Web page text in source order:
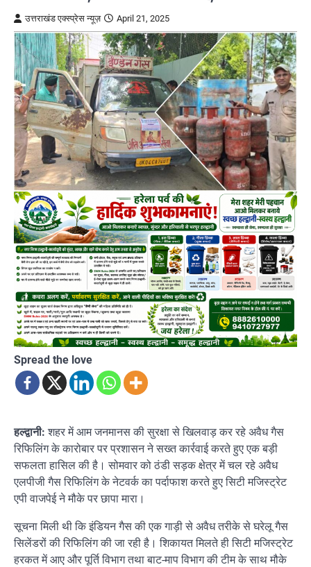
उत्तराखंड एक्स्प्रेस न्यूज़ April 21, 2025
Spread the love
हल्द्वानी:शहर में आम जनमानस की सुरक्षा से खिलवाड़ कर रहे अवैध गैस
रिफिलिंग के कारोबार पर प्रशासन ने सख्त कार्रवाई करते हुए एक बड़ी
सफलता हासिल की है। सोमवार को ठंडी सड़क क्षेत्र में चल रहे अवैध
एलपीजी गैस रिफिलिंग के नेटवर्क का पर्दाफाश करते हुए सिटी मजिस्ट्रेट
एपी वाजपेई ने मौके पर छापा मारा।
सूचना मिली थी कि इंडियन गैस की एक गाड़ी से अवैध तरीके से घरेलू गैस
सिलेंडरों की रिफिलिंग की जा रही है। शिकायत मिलते ही सिटी मजिस्ट्रेट
हरकत में आए और पूर्ति विभाग तथा बाट-माप विभाग की टीम के साथ मौके